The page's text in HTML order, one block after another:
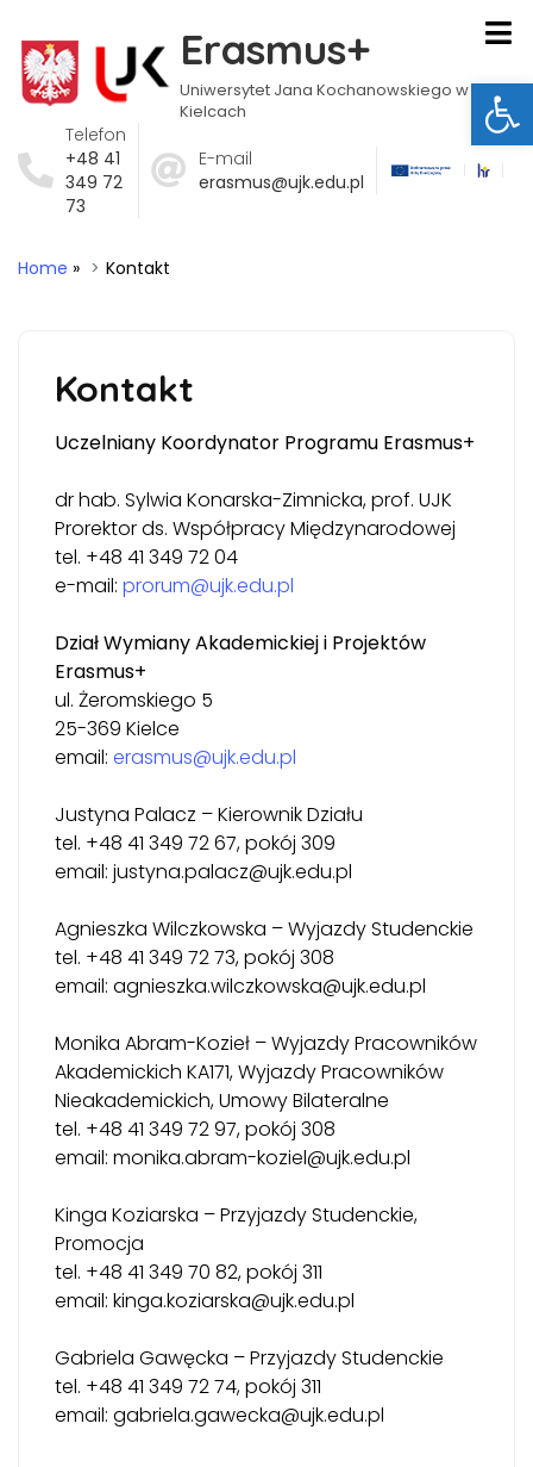
Erasmus+
Uniwersytet Jana Kochanowskiego w
Kielcach
Telefon
+48 41
349 72
73
E-mail
erasmus@ujk.edu.pl
Home » Kontakt
Kontakt
Uczelniany Koordynator Programu Erasmus+
dr hab. Sylwia Konarska-Zimnicka, prof. UJK
Prorektor ds. Współpracy Międzynarodowej
tel. +48 41 349 72 04
e-mail: prorum@ujk.edu.pl
Dział Wymiany Akademickiej i Projektów
Erasmus+
ul. Żeromskiego 5
25-369 Kielce
email: erasmus@ujk.edu.pl
Justyna Palacz – Kierownik Działu
tel. +48 41 349 72 67, pokój 309
email: justyna.palacz@ujk.edu.pl
Agnieszka Wilczkowska – Wyjazdy Studenckie
tel. +48 41 349 72 73, pokój 308
email: agnieszka.wilczkowska@ujk.edu.pl
Monika Abram-Kozieł – Wyjazdy Pracowników
Akademickich KA171, Wyjazdy Pracowników
Nieakademickich, Umowy Bilateralne
tel. +48 41 349 72 97, pokój 308
email: monika.abram-koziel@ujk.edu.pl
Kinga Koziarska – Przyjazdy Studenckie,
Promocja
tel. +48 41 349 70 82, pokój 311
email: kinga.koziarska@ujk.edu.pl
Gabriela Gawęcka – Przyjazdy Studenckie
tel. +48 41 349 72 74, pokój 311
email: gabriela.gawecka@ujk.edu.pl